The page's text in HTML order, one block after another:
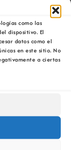
como las
dispositivo. El
datos como el
en este sitio. No
a ciertas
Social
TumblrPinterest
2030